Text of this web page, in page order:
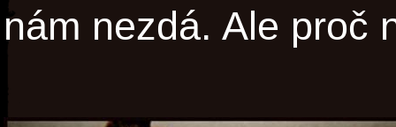
nám nezdá. Ale proč